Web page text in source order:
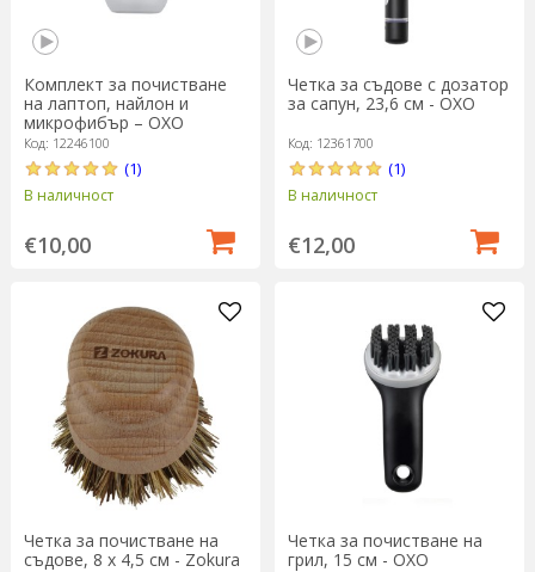
Комплект за почистване
на лаптоп, найлон и
микрофибър – OXO
Код: 12246100
(1)
В наличност
€10,00
Четка за съдове с дозатор
за сапун, 23,6 см - OXO
Код: 12361700
(1)
В наличност
€12,00
Четка за почистване на
съдове, 8 х 4,5 см - Zokura
Четка за почистване на
грил, 15 см - OXO